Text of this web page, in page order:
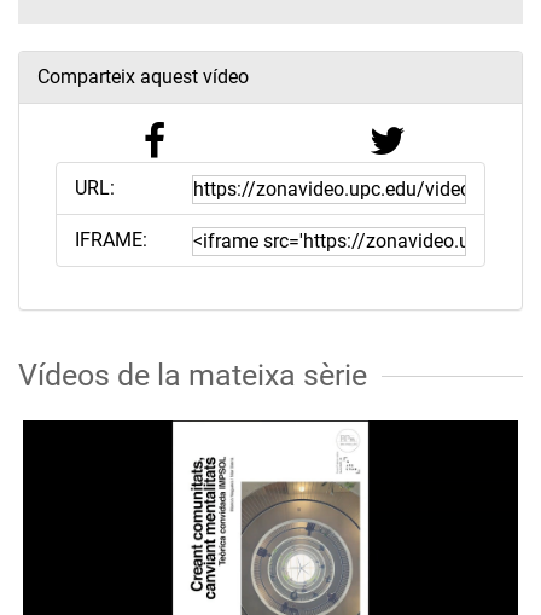
Comparteix aquest vídeo
URL:
IFRAME:
Vídeos de la mateixa sèrie